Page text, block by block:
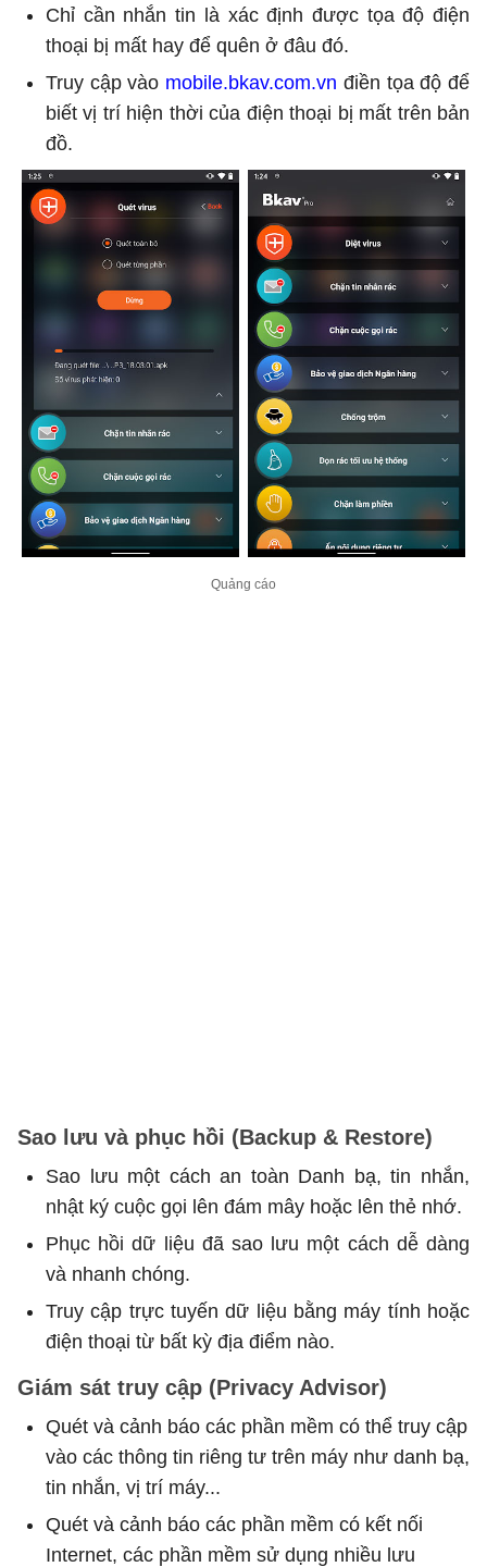
Chỉ cần nhắn tin là xác định được tọa độ điện
thoại bị mất hay để quên ở đâu đó.
Truy cập vào mobile.bkav.com.vn điền tọa độ để
biết vị trí hiện thời của điện thoại bị mất trên bản
đồ.
Sao lưu và phục hồi (Backup & Restore)
Sao lưu một cách an toàn Danh bạ, tin nhắn,
nhật ký cuộc gọi lên đám mây hoặc lên thẻ nhớ.
Phục hồi dữ liệu đã sao lưu một cách dễ dàng
và nhanh chóng.
Truy cập trực tuyến dữ liệu bằng máy tính hoặc
điện thoại từ bất kỳ địa điểm nào.
Giám sát truy cập (Privacy Advisor)
Quét và cảnh báo các phần mềm có thể truy cập
vào các thông tin riêng tư trên máy như danh bạ,
tin nhắn, vị trí máy...
Quét và cảnh báo các phần mềm có kết nối
Internet, các phần mềm sử dụng nhiều lưu